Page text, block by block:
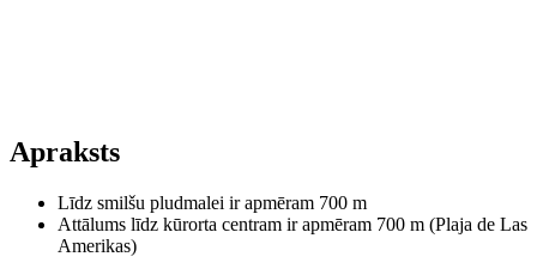
Apraksts
Līdz smilšu pludmalei ir apmēram 700 m
Attālums līdz kūrorta centram ir apmēram 700 m (Plaja de Las
Amerikas)